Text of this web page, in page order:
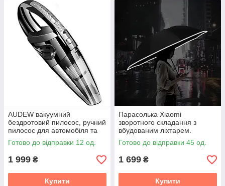
AUDEW вакуумний
бездротовий пилосос, ручний
пилосос для автомобіля та
будинку 2200 мАг 3200кПа
Готово до відправки 12 од.
1 999 ₴
Купити
Парасолька Xiaomi
зворотного складання з
вбудованим ліхтарем.
Парасолька Xiaomi RunMi
Black 90COTNT1807U-BK00-
Готово до відправки 45 од.
1 699 ₴
Купити